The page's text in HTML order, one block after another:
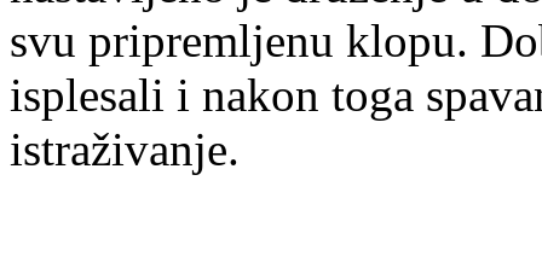
svu pripremljenu klopu.
isplesali i nakon toga
istraživanje.